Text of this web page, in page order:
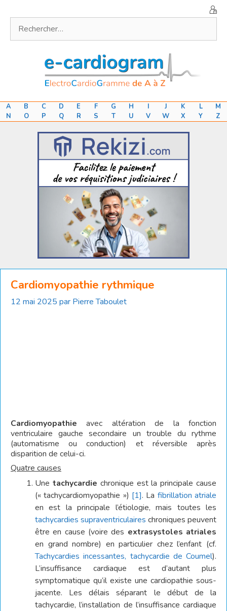
contenu
A B C D E F G H I J K L
M
N
O P Q R S T U V W X Y Z
Cardiomyopathie rythmique
12 mai 2025 par Pierre Taboulet
Cardiomyopathie avec altération de la fonction
ventriculaire gauche secondaire un trouble du rythme
(automatisme ou conduction) et réversible après
disparition de celui-ci.
Quatre causes
Une tachycardie chronique est la principale cause
(« tachycardiomyopathie ») [1]. La fibrillation atriale
en est la principale l’étiologie, mais toutes les
tachycardies supraventriculaires chroniques peuvent
être en cause (voire des extrasystoles atriales
en grand nombre) en particulier chez l’enfant (cf.
Tachycardies incessantes, tachycardie de Coumel).
L’insuffisance cardiaque est d’autant plus
symptomatique qu’il existe une cardiopathie sous-
jacente. Les délais séparant le début de la
tachycardie, l’installation de l’insuffisance cardiaque